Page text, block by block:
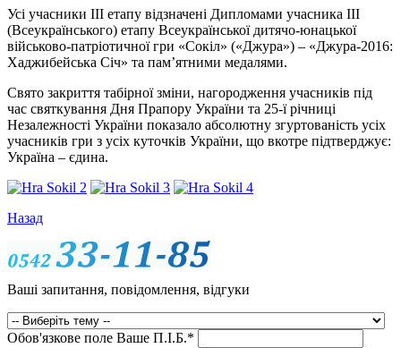
Усі учасники ІІІ етапу відзначені Дипломами учасника ІІІ
(Всеукраїнського) етапу Всеукраїнської дитячо-юнацької
військово-патріотичної гри «Сокіл» («Джура») – «Джура-2016:
Хаджибейська Січ» та пам’ятними медалями.
Свято закриття табірної зміни, нагородження учасників під
час святкування Дня Прапору України та 25-ї річниці
Незалежності України показало абсолютну згуртованість усіх
учасників гри з усіх куточків України, що вкотре підтверджує:
Україна – єдина.
Назад
Ваші запитання, повідомлення, відгуки
Обов'язкове поле Ваше П.I.Б.*